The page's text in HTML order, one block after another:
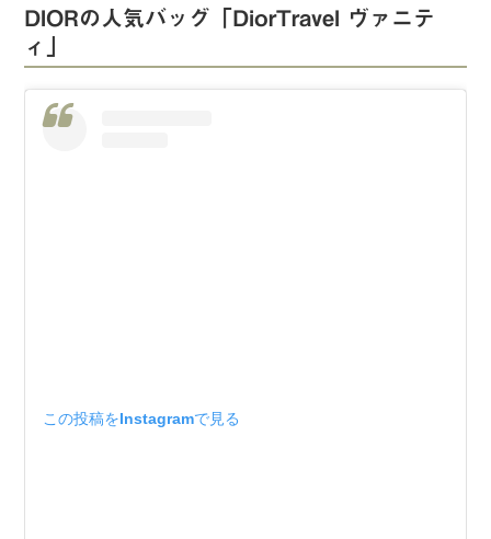
DIORの人気バッグ「DiorTravel ヴァニテ
ィ」
この投稿をInstagramで見る